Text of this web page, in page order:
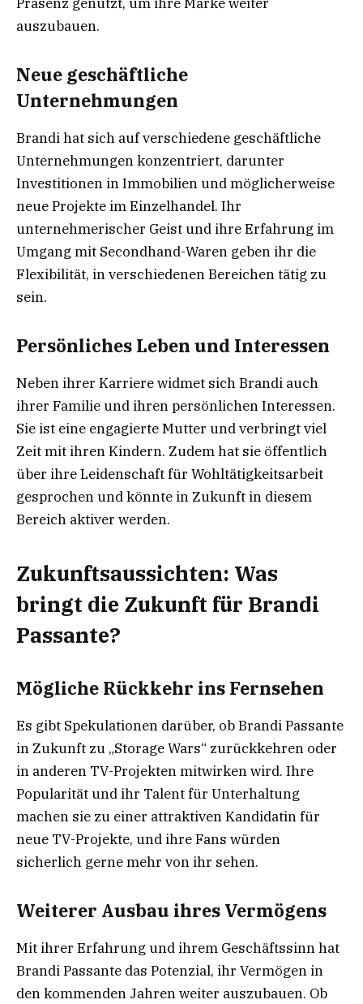
auszubauen.
Neue geschäftliche
Unternehmungen
Brandi hat sich auf verschiedene geschäftliche
Unternehmungen konzentriert, darunter
Investitionen in Immobilien und möglicherweise
neue Projekte im Einzelhandel. Ihr
unternehmerischer Geist und ihre Erfahrung im
Umgang mit Secondhand-Waren geben ihr die
Flexibilität, in verschiedenen Bereichen tätig zu
sein.
Persönliches Leben und Interessen
Neben ihrer Karriere widmet sich Brandi auch
ihrer Familie und ihren persönlichen Interessen.
Sie ist eine engagierte Mutter und verbringt viel
Zeit mit ihren Kindern. Zudem hat sie öffentlich
über ihre Leidenschaft für Wohltätigkeitsarbeit
gesprochen und könnte in Zukunft in diesem
Bereich aktiver werden.
Zukunftsaussichten: Was
bringt die Zukunft für Brandi
Passante?
Mögliche Rückkehr ins Fernsehen
Es gibt Spekulationen darüber, ob Brandi Passante
in Zukunft zu „Storage Wars“ zurückkehren oder
in anderen TV-Projekten mitwirken wird. Ihre
Popularität und ihr Talent für Unterhaltung
machen sie zu einer attraktiven Kandidatin für
neue TV-Projekte, und ihre Fans würden
sicherlich gerne mehr von ihr sehen.
Weiterer Ausbau ihres Vermögens
Mit ihrer Erfahrung und ihrem Geschäftssinn hat
Brandi Passante das Potenzial, ihr Vermögen in
den kommenden Jahren weiter auszubauen. Ob